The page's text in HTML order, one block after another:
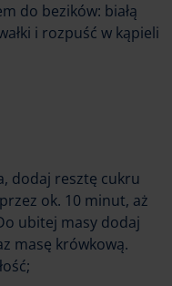
do bezików: białą
i rozpuść w kąpieli
dodaj resztę cukru
ok. 10 minut, aż
ubitej masy dodaj
masę krówkową.